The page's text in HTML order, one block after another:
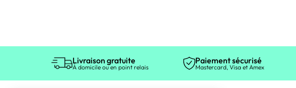
Livraison gratuite
À domicile ou en point relais
Paiement sécurisé
Mastercard, Visa et Amex